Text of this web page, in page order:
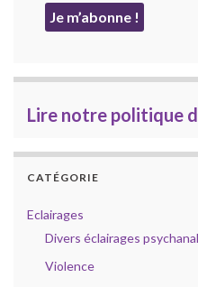
Lire notre politique
CATÉGORIE
Eclairages
Divers éclairages
Violence